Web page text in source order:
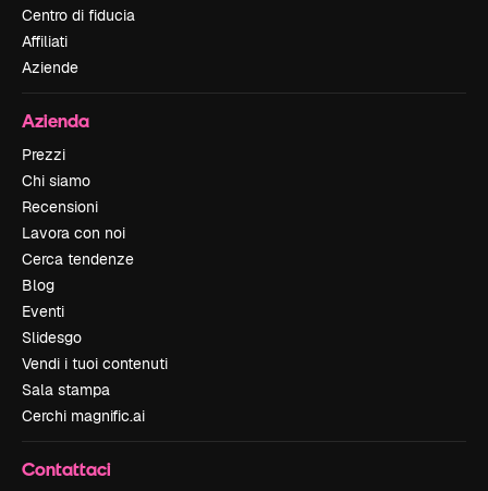
Centro di fiducia
Affiliati
Aziende
Azienda
Prezzi
Chi siamo
Recensioni
Lavora con noi
Cerca tendenze
Blog
Eventi
Slidesgo
Vendi i tuoi contenuti
Sala stampa
Cerchi magnific.ai
Contattaci